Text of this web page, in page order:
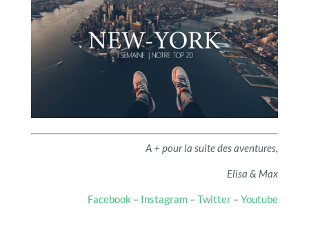
A + pour la suite des aventures,
Elisa & Max
Facebook – Instagram –Twitter –Youtube